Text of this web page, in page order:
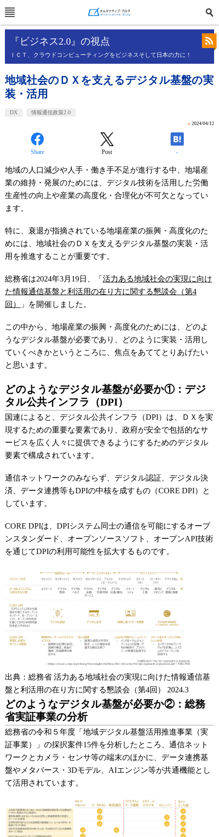
『ビジネス2.0』の視点
ＩＣＴ、クラウドコンピューティングをビジネスそして日本の力に！
地域社会のＤＸを支えるデジタル基盤の実
装・活用
DX 情報通信政策2.0
» 2024/04/12
Share Post -
地域の人口減少や人手・働き手不足が進行する中、地場産
業の維持・発展のためには、デジタル技術を活用した労働
生産性の向上や産業の高度化・合理化が不可欠となってい
ます。
特に、衰退が指摘されている地場産業の振興・高度化のた
めには、地域社会のＤＸを支えるデジタル基盤の実装・活
用を推進することが重要です。
総務省は2024年3月19日、「 活力ある地域社会の実現に向け
た情報通信基盤と利活用の在り方に関する懇談会（第4
回）
」を開催しました。
この中から、地場産業の振興・高度化のためには、どのよ
うなデジタル基盤が必要であり、どのように実装・活用し
ていくべきかというところに、焦点をあててとりあげたい
と思います。
どのようなデジタル基盤が必要か①：デジ
タル公共インフラ（DPI）
国連によると、デジタル公共インフラ（DPI）は、ＤＸを実
現するための重要な要素であり、政府が安全で包括的なサ
ービスを広く人々に提供できるようにするためのデジタル
要素で構成されています。
通信ネットワークのみならず、デジタル認証、デジタル決
済、データ連携等もDPIの中核を成すもの（CORE DPI）と
しています。
CORE DPIは、DPIシステム同士の通信を可能にするオープ
ンスタンダード、オープンソースソフト、オープンAPI技術
を通じてDPIの利用可能性を拡大するものです。
出典：総務省 活力ある地域社会の実現に向けた情報通信基
盤と利活用の在り方に関する懇談会（第4回） 2024.3
どのようなデジタル基盤が必要か②：総務
省実証事業の分析
総務省の令和５年度「地域デジタル基盤活用推進事業（実
証事業）」の採択案件15件を分析したところ、通信ネット
ワークとカメラ・センサ等の端末のほかに、データ連携基
盤やメタバース・3Dモデル、AIエンジン等が共通機能とし
て活用されています。